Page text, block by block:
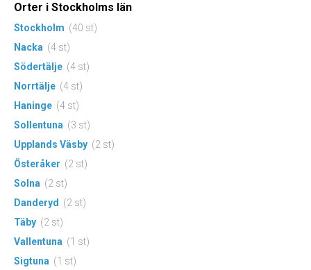
Orter i Stockholms län
Stockholm (40 st)
Nacka (4 st)
Södertälje (4 st)
Norrtälje (4 st)
Haninge (4 st)
Sollentuna (3 st)
Upplands Väsby (2 st)
Österåker (2 st)
Solna (2 st)
Danderyd
(2 st)
Täby (2 st)
Vallentuna (1 st)
Sigtuna (1 st)